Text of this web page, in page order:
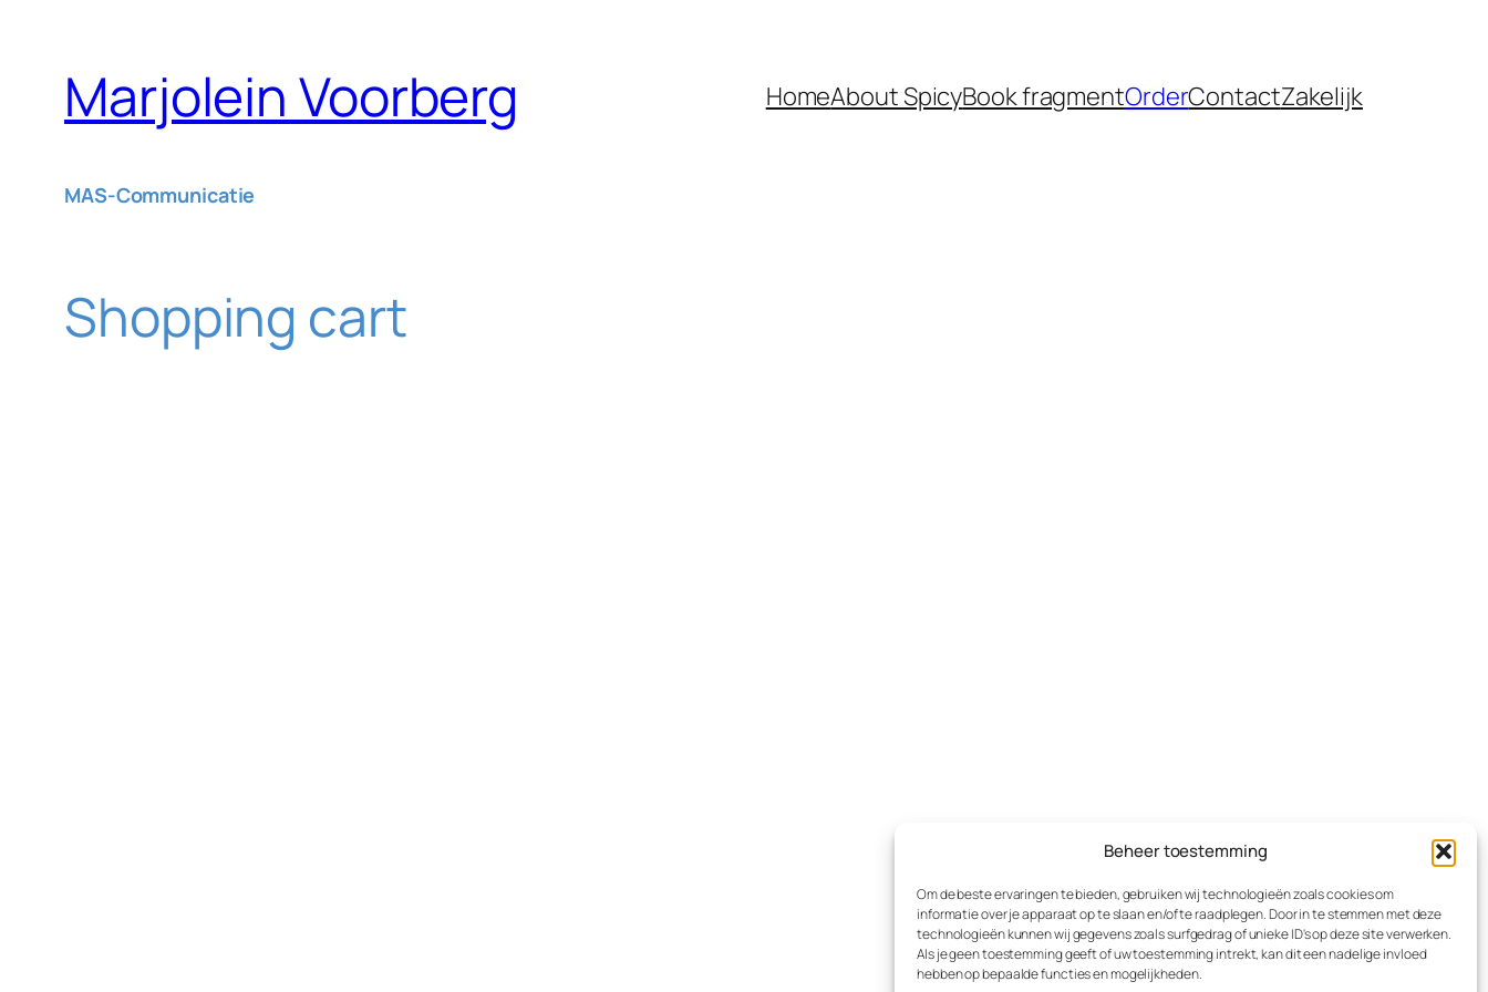
Beheer toestemming
Om de beste ervaringen te bieden, gebruiken wij technologieën zoals cookies om
informatie over je apparaat op te slaan en/of te raadplegen. Door in te stemmen met deze
technologieën kunnen wij gegevens zoals surfgedrag of unieke ID's op deze site verwerken.
Als je geen toestemming geeft of uw toestemming intrekt, kan dit een nadelige invloed
hebben op bepaalde functies en mogelijkheden.
contentMarjolein Voorberg HomeAbout SpicyBook fragmentOrderContactZakelijk
MAS-Communicatie
Shopping cart